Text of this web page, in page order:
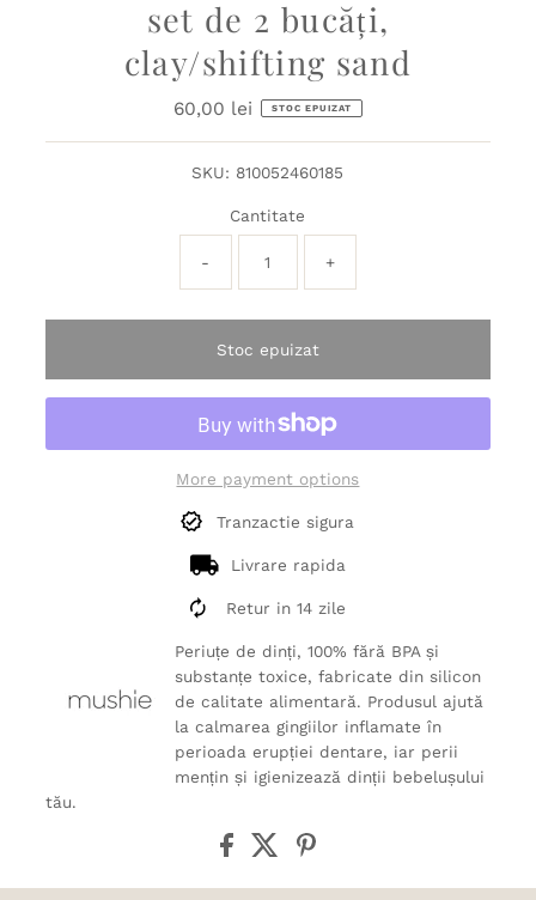
set de 2 bucăți,
clay/shifting sand
Preț
60,00 lei STOC EPUIZAT
SKU: 810052460185
Cantitate
- +
Stoc epuizat
More payment options
Tranzactie sigura
Livrare rapida
Retur in 14 zile
Periuțe de dinți, 100% fără BPA și
substanțe toxice, fabricate din silicon
de calitate alimentară. Produsul ajută
la calmarea gingiilor inflamate în
perioada erupției dentare, iar perii
mențin și igienizează dinții bebelușului
tău.